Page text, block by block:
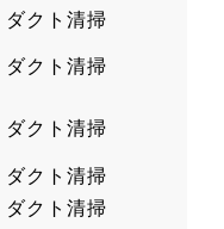
ダクト清掃
ダクト清掃
ダクト清掃
ダクト清掃
ダクト清掃